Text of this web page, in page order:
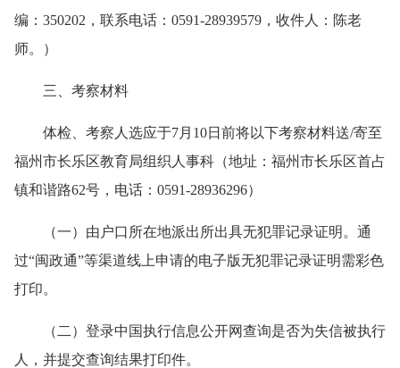
编：350202，联系电话：0591-28939579，收件人：陈老
师。）
三、考察材料
体检、考察人选应于7月10日前将以下考察材料送/寄至
福州市长乐区教育局组织人事科（地址：福州市长乐区首占
镇和谐路62号，电话：0591-28936296）
（一）由户口所在地派出所出具无犯罪记录证明。通
过“闽政通”等渠道线上申请的电子版无犯罪记录证明需彩色
打印。
（二）登录中国执行信息公开网查询是否为失信被执行
人，并提交查询结果打印件。